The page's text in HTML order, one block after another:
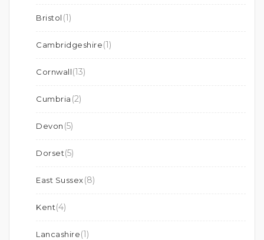
Bristol (1)
Cambridgeshire(1)
Cornwall(13)
Cumbria (2)
Devon (5)
Dorset(5)
East Sussex(8)
Kent(4)
Lancashire(1)